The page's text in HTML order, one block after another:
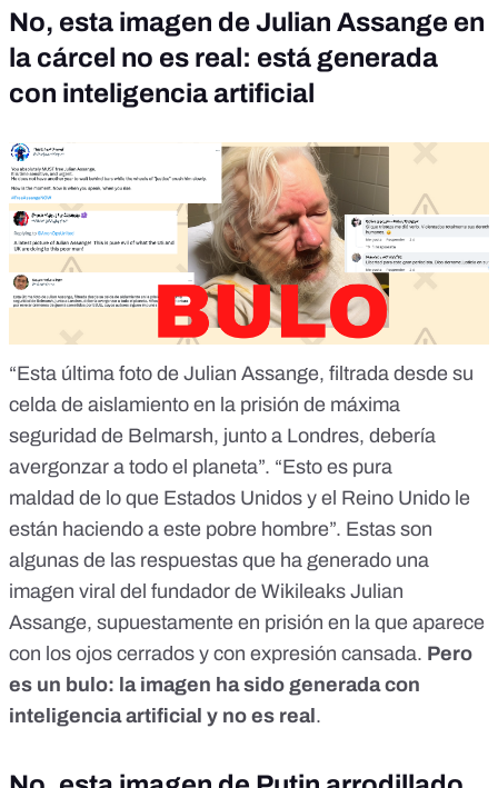
No, esta imagen de Julian Assange en
la cárcel no es real: está generada
con inteligencia artificial
“Esta última foto de Julian Assange, filtrada desde su
celda de aislamiento en la prisión de máxima
seguridad de Belmarsh, junto a Londres, debería
avergonzar a todo el planeta”. “Esto es pura
maldad de lo que Estados Unidos y el Reino Unido le
están haciendo a este pobre hombre”. Estas son
algunas de las respuestas que ha generado una
imagen viral del fundador de Wikileaks Julian
Assange, supuestamente en prisión en la que aparece
con los ojos cerrados y con expresión cansada. Pero
es un bulo: la imagen ha sido generada con
inteligencia artificial y no es real.